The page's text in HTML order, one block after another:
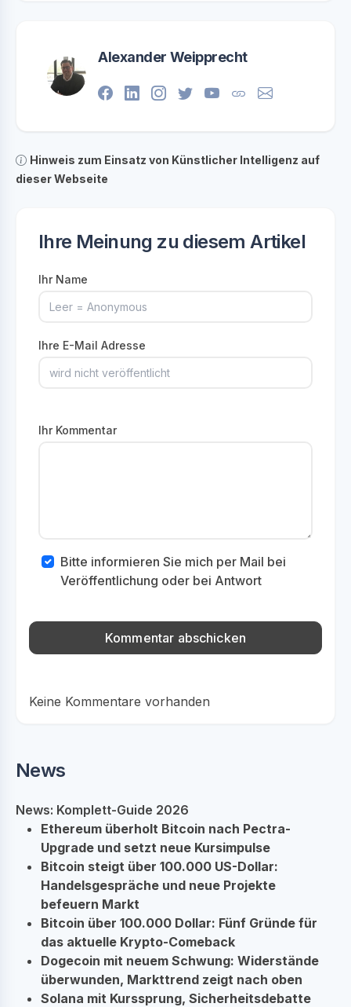
Alexander Weipprecht
Hinweis zum Einsatz von Künstlicher Intelligenz auf
dieser Webseite
Ihre Meinung zu diesem Artikel
Ihr Name
Ihre E-Mail Adresse
Ihr Kommentar
Bitte informieren Sie mich per Mail bei
Veröffentlichung oder bei Antwort
Keine Kommentare vorhanden
News
News: Komplett-Guide 2026
Ethereum überholt Bitcoin nach Pectra-
Upgrade und setzt neue Kursimpulse
Bitcoin steigt über 100.000 US-Dollar:
Handelsgespräche und neue Projekte
befeuern Markt
Bitcoin über 100.000 Dollar: Fünf Gründe für
das aktuelle Krypto-Comeback
Dogecoin mit neuem Schwung: Widerstände
überwunden, Markttrend zeigt nach oben
Solana mit Kurssprung, Sicherheitsdebatte